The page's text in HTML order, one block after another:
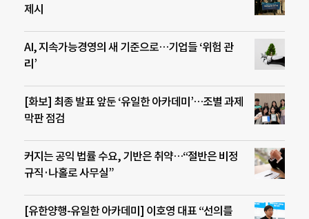
제시
AI, 지속가능경영의 새 기준으로…기업들 ‘위험 관
리’
[화보] 최종 발표 앞둔 ‘유일한 아카데미’…조별 과제
막판 점검
커지는 공익 법률 수요, 기반은 취약…“절반은 비정
규직·나홀로 사무실”
[유한양행-유일한 아카데미] 이호영 대표 “선의를